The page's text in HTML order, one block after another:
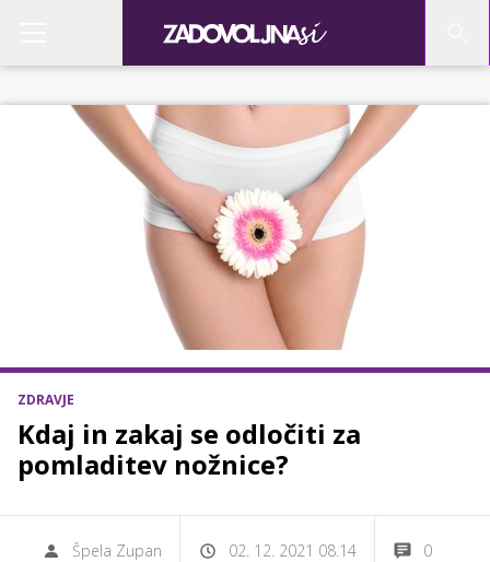
ZDRAVJE
Kdaj in zakaj se odločiti za
pomladitev nožnice?
Špela Zupan 02. 12. 2021 08.14 0